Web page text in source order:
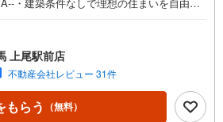
米超の整形地。広い庭や2台駐車も検討
で約190m。お子様の遊び場に最適。・上
で約480m。用事もスムーズ。・第一種低
穏やかな空気が流れる街。Public Relatio
ープ施工［白馬の家］のご紹介・断熱等性
ルギー性能等級6を標準採用。・全棟気密
上尾駅前店
不動産会社レビュー 31件
もらう （無料）